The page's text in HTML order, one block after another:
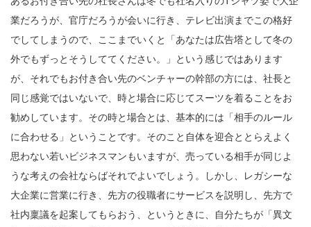
業だろうが、官庁だろうが会いに行き、テレビ出演までこの格好
でしてしまうので、ここまでいくと「あなたは広告塔として冬の
外でもずっとそうしててください。」という感じではあります
が、 それでもお付き合い先のベンチャーの幹部の方には、社長と
同じ感覚ではいないで、時と場合に応じてスーツを着ることをお
勧めしています。その時と場合とは、基本的には「相手のルール
に合わせる」ということです。そのこと自体を迎合ととらえよく
思わない若いビジネスマンもいますが、売っている相手が同じよ
うな考えの会社ならばそれでよいでしょう。しかし、レガシーな
大企業に営業に行き、先方の役職者にサービスを説明し、先方で
社内稟議を起案してもらおう、というときに、自分たちが「異文